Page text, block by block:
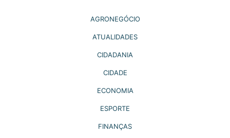
AGRONEGÓCIO
ATUALIDADES
CIDADANIA
CIDADE
ECONOMIA
ESPORTE
FINANÇAS